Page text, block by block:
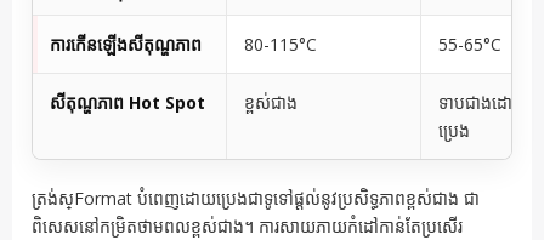
ការកើនឡើងសីតុណ្ហភាព 80-115°C 55-65°C
សីតុណ្ហភាព Hot Spot ខ្ពស់ជាង
ទាបជាងដោយសា
ប្រេង
ត្រង់ស្Format បំពេញដោយប្រេងជាទូទៅផ្តល់នូវប្រសិទ្ធភាពខ្ពស់ជាង ជា
ពិសេសនៅកម្រិតថាមពលខ្ពស់ជាង។ ការសាយភាយកំដៅកាន់តែប្រសើរ